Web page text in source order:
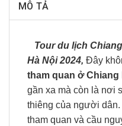
MÔ TẢ
Tour du lịch
Hà Nội 2024, Đây
tham quan ở Chiang
gần xa mà còn là nơi
thiêng của người
tham quan và cầu